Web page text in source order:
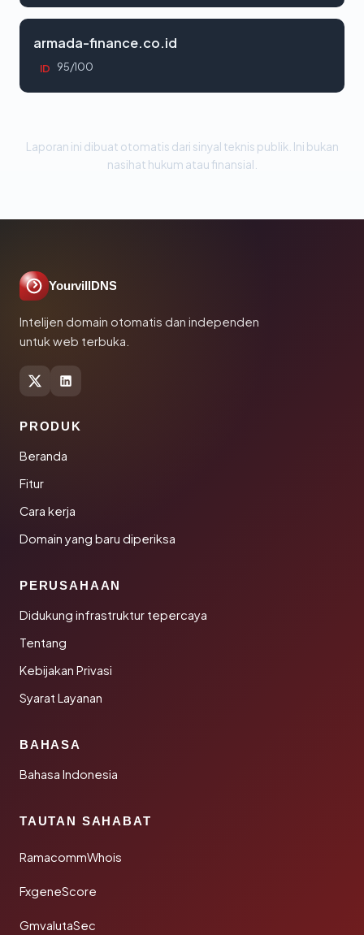
armada-finance.co.id
ID 95/100
Laporan ini dibuat otomatis dari sinyal teknis publik. Ini bukan
nasihat hukum atau finansial.
YourvillDNS
Intelijen domain otomatis dan independen
untuk web terbuka.
PRODUK
Beranda
Fitur
Cara kerja
Domain yang baru diperiksa
PERUSAHAAN
Didukung infrastruktur tepercaya
Tentang
Kebijakan Privasi
Syarat Layanan
BAHASA
Bahasa Indonesia
TAUTAN SAHABAT
RamacommWhois
FxgeneScore
GmvalutaSec